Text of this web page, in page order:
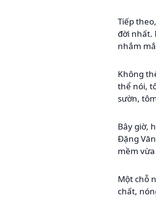
Tiếp
đời nhất.
nhắm
Không
thể nói,
sườn,
Bây giờ,
Đặng
mềm
Một chỗ
chất,